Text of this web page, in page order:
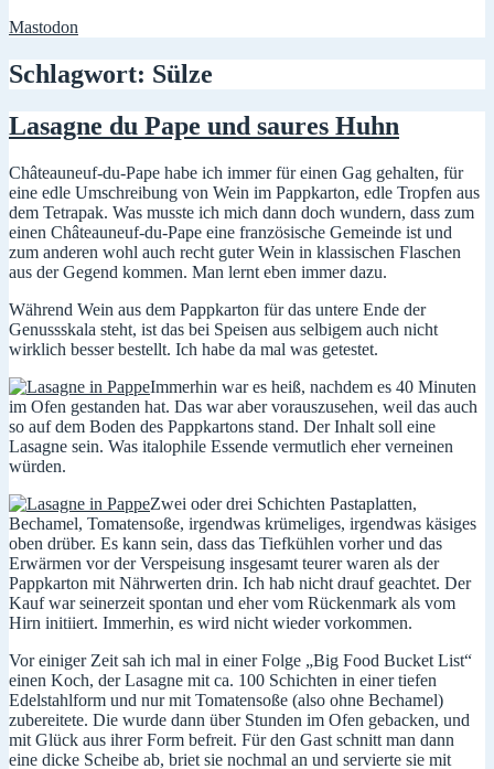
Mastodon
Schlagwort: Sülze
Lasagne du Pape und saures Huhn
Châteauneuf-du-Pape habe ich immer für einen Gag gehalten, für
eine edle Umschreibung von Wein im Pappkarton, edle Tropfen aus
dem Tetrapak. Was musste ich mich dann doch wundern, dass zum
einen Châteauneuf-du-Pape eine französische Gemeinde ist und
zum anderen wohl auch recht guter Wein in klassischen Flaschen
aus der Gegend kommen. Man lernt eben immer dazu.
Während Wein aus dem Pappkarton für das untere Ende der
Genussskala steht, ist das bei Speisen aus selbigem auch nicht
wirklich besser bestellt. Ich habe da mal was getestet.
Immerhin war es heiß, nachdem es 40 Minuten
im Ofen gestanden hat. Das war aber vorauszusehen, weil das auch
so auf dem Boden des Pappkartons stand. Der Inhalt soll eine
Lasagne sein. Was italophile Essende vermutlich eher verneinen
würden.
Zwei oder drei Schichten Pastaplatten,
Bechamel, Tomatensoße, irgendwas krümeliges, irgendwas käsiges
oben drüber. Es kann sein, dass das Tiefkühlen vorher und das
Erwärmen vor der Verspeisung insgesamt teurer waren als der
Pappkarton mit Nährwerten drin. Ich hab nicht drauf geachtet. Der
Kauf war seinerzeit spontan und eher vom Rückenmark als vom
Hirn initiiert. Immerhin, es wird nicht wieder vorkommen.
Vor einiger Zeit sah ich mal in einer Folge „Big Food Bucket List“
einen Koch, der Lasagne mit ca. 100 Schichten in einer tiefen
Edelstahlform und nur mit Tomatensoße (also ohne Bechamel)
zubereitete. Die wurde dann über Stunden im Ofen gebacken, und
mit Glück aus ihrer Form befreit. Für den Gast schnitt man dann
eine dicke Scheibe ab, briet sie nochmal an und servierte sie mit